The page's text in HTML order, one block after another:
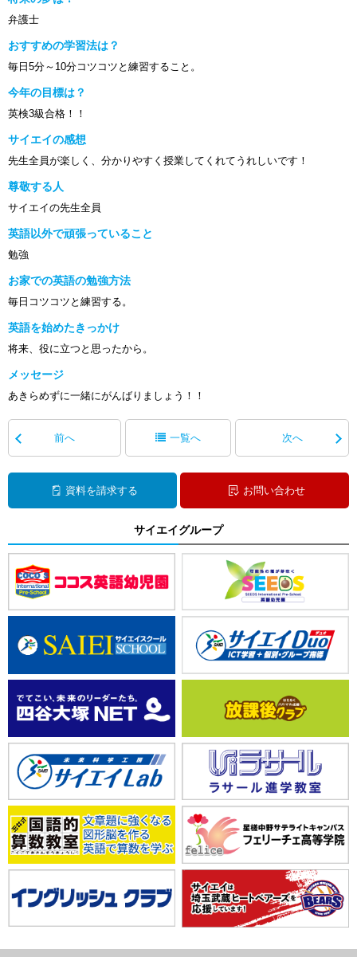
弁護士
おすすめの学習法は？
毎日5分～10分コツコツと練習すること。
今年の目標は？
英検3級合格！！
サイエイの感想
先生全員が楽しく、分かりやすく授業してくれてうれしいです！
尊敬する人
サイエイの先生全員
英語以外で頑張っていること
勉強
お家での英語の勉強方法
毎日コツコツと練習する。
英語を始めたきっかけ
将来、役に立つと思ったから。
メッセージ
あきらめずに一緒にがんばりましょう！！
前へ 一覧へ 次へ
資料を請求する お問い合わせ
サイエイグループ